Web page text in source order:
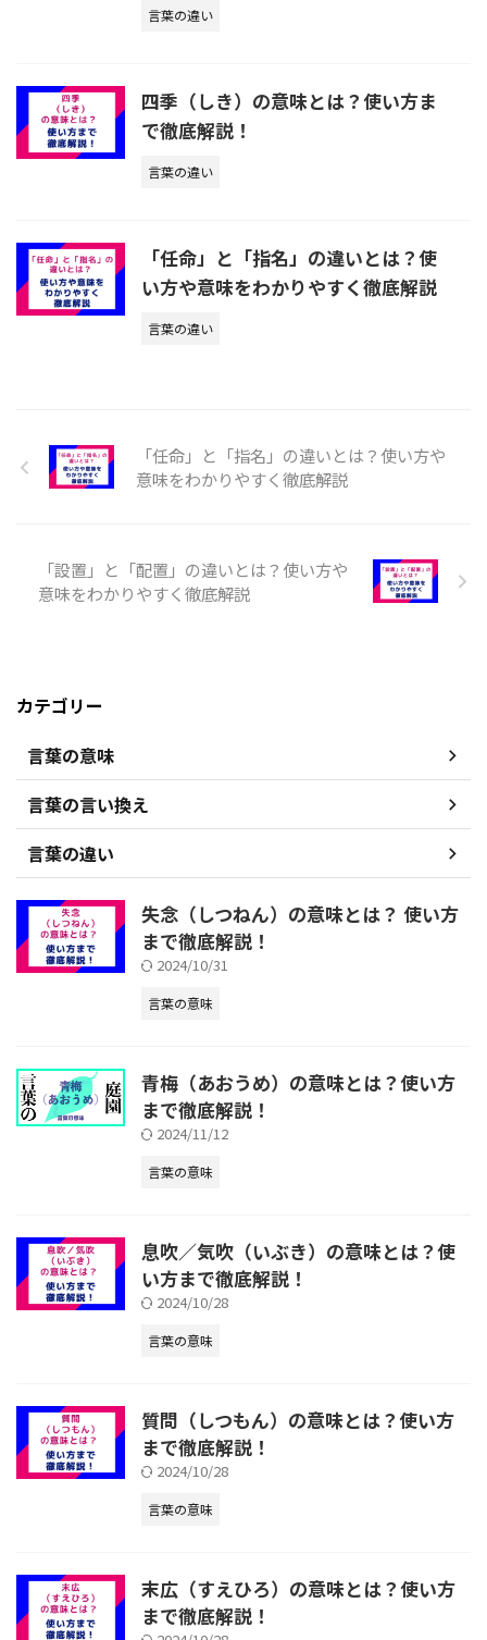
言葉の違い
四季（しき）の意味とは？使い方ま
で徹底解説！
言葉の違い
「任命」と「指名」の違いとは？使
い方や意味をわかりやすく徹底解説
言葉の違い
「任命」と「指名」の違いとは？使い方や
意味をわかりやすく徹底解説
「設置」と「配置」の違いとは？使い方や
意味をわかりやすく徹底解説
カテゴリー
言葉の意味
言葉の言い換え
言葉の違い
失念（しつねん）の意味とは？ 使い方
まで徹底解説！
2024/10/31
言葉の意味
青梅（あおうめ）の意味とは？使い方
まで徹底解説！
2024/11/12
言葉の意味
息吹／気吹（いぶき）の意味とは？使
い方まで徹底解説！
2024/10/28
言葉の意味
質問（しつもん）の意味とは？使い方
まで徹底解説！
2024/10/28
言葉の意味
末広（すえひろ）の意味とは？使い方
まで徹底解説！